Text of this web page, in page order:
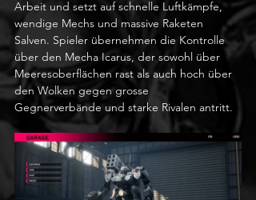
Arbeit und setzt auf schnelle Luftkämpfe,
wendige Mechs und massive Raketen
Salven. Spieler übernehmen die Kontrolle
über den Mecha Icarus, der sowohl über
Meeresoberflächen rast als auch hoch über
den Wolken gegen grosse
Gegnerverbände und starke Rivalen antritt.